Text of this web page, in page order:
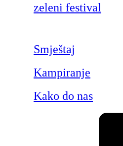
zeleni festival
Smještaj
Kampiranje
Kako do nas